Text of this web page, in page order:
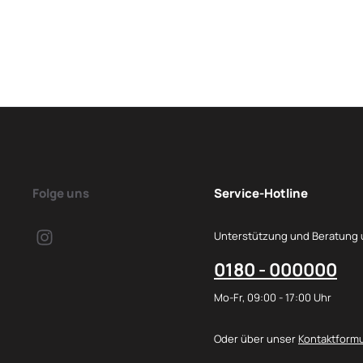
Folge uns Service-Hotline
Unterstützung und Beratung
0180 - 000000
Mo-Fr, 09:00 - 17:00 Uhr
Oder über unser